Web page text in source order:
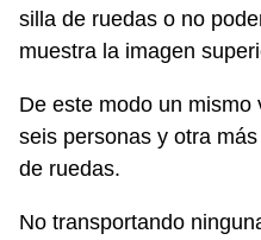
silla de ruedas o no
muestra la imagen
De este modo un
seis personas y otra
de ruedas.
No transportando